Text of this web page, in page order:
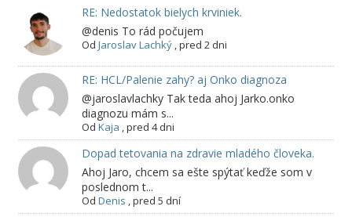
RE: Nedostatok bielych krviniek.
@denis To rád počujem
Od Jaroslav Lachký,pred 2 dni
RE: HCL/Palenie zahy? aj Onko diagnoza
@jaroslavlachky Tak teda ahoj Jarko.onko
diagnozu mám s...
Od Kaja ,pred 4 dni
Dopad tetovania na zdravie mladého človeka.
Ahoj Jaro, chcem sa ešte spýtať keďže som v
poslednom t...
Od Denis ,pred 5 dní